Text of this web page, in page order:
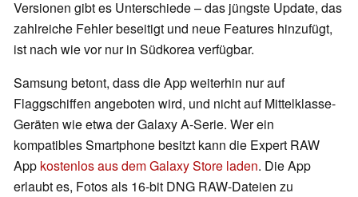
Versionen gibt es Unterschiede – das jüngste Update, das
zahlreiche Fehler beseitigt und neue Features hinzufügt,
ist nach wie vor nur in Südkorea verfügbar.
Samsung betont, dass die App weiterhin nur auf
Flaggschiffen angeboten wird, und nicht auf Mittelklasse-
Geräten wie etwa der Galaxy A-Serie. Wer ein
kompatibles Smartphone besitzt kann die Expert RAW
App kostenlos aus dem Galaxy Store laden. Die App
erlaubt es, Fotos als 16-bit DNG RAW-Dateien zu